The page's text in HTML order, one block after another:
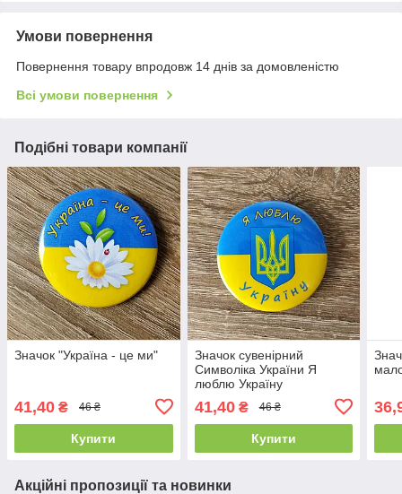
Умови повернення
Повернення товару впродовж 14 днів за домовленістю
Всі умови повернення
Подібні товари компанії
Значок "Україна - це ми"
41,40 ₴ 46 ₴
Купити
Значок сувенірний
Символіка України Я
люблю Україну
41,40₴ 46 ₴
Купити
Акційні пропозиції та новинки